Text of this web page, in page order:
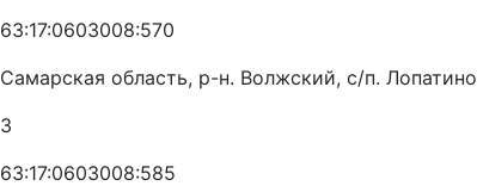
63:17:0603008:570
Самарская область, р-н. Волжский, с/п. Лопатино
3
63:17:0603008:585